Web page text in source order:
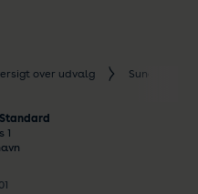
over udvalg Sundhed
1